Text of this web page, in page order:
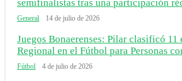
semifinalistas tras una participación
General 14 de julio de 2026
Juegos Bonaerenses: Pilar clasificó 11
Regional en el Fútbol para Personas
Fútbol 4 de julio de 2026